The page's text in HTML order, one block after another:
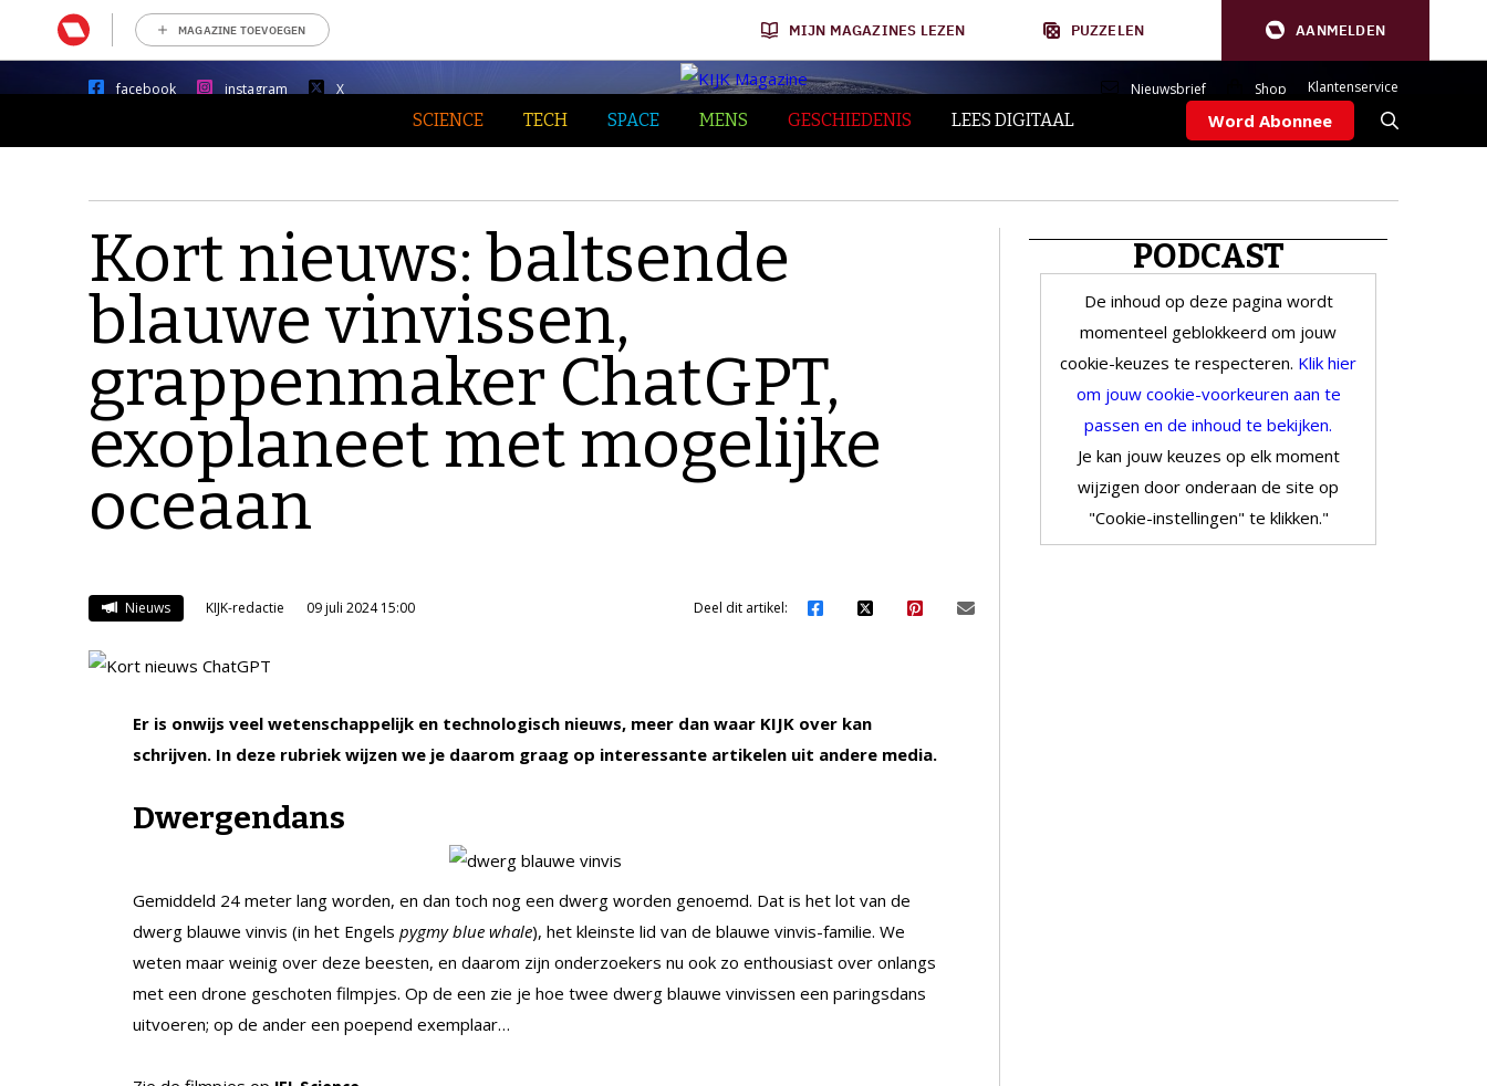
MAGAZINE TOEVOEGEN MIJN MAGAZINES LEZEN PUZZELEN AANMELDEN
facebook instagram X Nieuwsbrief Shop Klantenservice
SCIENCE TECH SPACE MENS GESCHIEDENIS LEES DIGITAAL Word Abonnee
Kort nieuws: baltsende
blauwe vinvissen,
grappenmaker ChatGPT,
exoplaneet met mogelijke
oceaan
Nieuws KIJK-redactie 09 juli 2024 15:00 Deel dit artikel:
Er is onwijs veel wetenschappelijk en technologisch nieuws, meer dan waar KIJK over kan
schrijven. In deze rubriek wijzen we je daarom graag op interessante artikelen uit andere media.
Dwergendans
Gemiddeld 24 meter lang worden, en dan toch nog een dwerg worden genoemd. Dat is het lot van de
dwerg blauwe vinvis (in het Engels pygmy blue whale), het kleinste lid van de blauwe vinvis-familie. We
weten maar weinig over deze beesten, en daarom zijn onderzoekers nu ook zo enthousiast over onlangs
met een drone geschoten filmpjes. Op de een zie je hoe twee dwerg blauwe vinvissen een paringsdans
uitvoeren; op de ander een poepend exemplaar…
PODCAST
De inhoud op deze pagina wordt
momenteel geblokkeerd om jouw
cookie-keuzes te respecteren. Klik hier
om jouw cookie-voorkeuren aan te
passen en de inhoud te bekijken.
Je kan jouw keuzes op elk moment
wijzigen door onderaan de site op
"Cookie-instellingen" te klikken."